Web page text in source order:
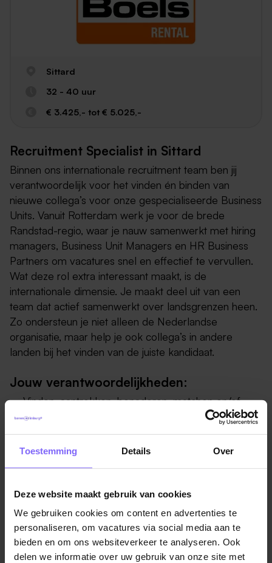
Toestemming Details Over
Deze website maakt gebruik van cookies
We gebruiken cookies om content en advertenties te
personaliseren, om vacatures via social media aan te
bieden en om ons websiteverkeer te analyseren. Ook
delen we informatie over uw gebruik van onze site met
Sittard
32 - 40 uur
€ 3.425,- tot € 5.025,-
Recruitment Specialist in Sittard
Binnen ons internationale recruitment team ben jij
verantwoordelijk voor het vinden én binden van
nieuwe collega’s voor onze gespecialiseerde Business
Units. Vanuit Rotterdam werk je voor de brede
Randstad-regio, waar je nauw samenwerkt met hiring
managers, Business Unit Managers en HR Business
Partners om vacatures snel en effectief te vervullen.
Wat deze rol extra interessant maakt, is de
internationale dimensie. Je maakt deel uit van een
team dat actief samenwerkt over landsgrenzen heen.
Zo ondersteun je niet alleen de Nederlandse
organisatie, maar help je ook collega’s in andere
landen bij het vinden van de juiste kandidaat.
Jouw verantwoordelijkheden:
Vinden, aantrekken, benaderen, matchen en/of
selecteren van potentieel nieuwe collega’s voor
jouw business unit;
Het adviseren van de beste recruitment strategie
ideale kandidaatprofiel te bepalen en de juiste
wervingskanalen te bepalen;
Zelfstandig uitvoeren van het volledige